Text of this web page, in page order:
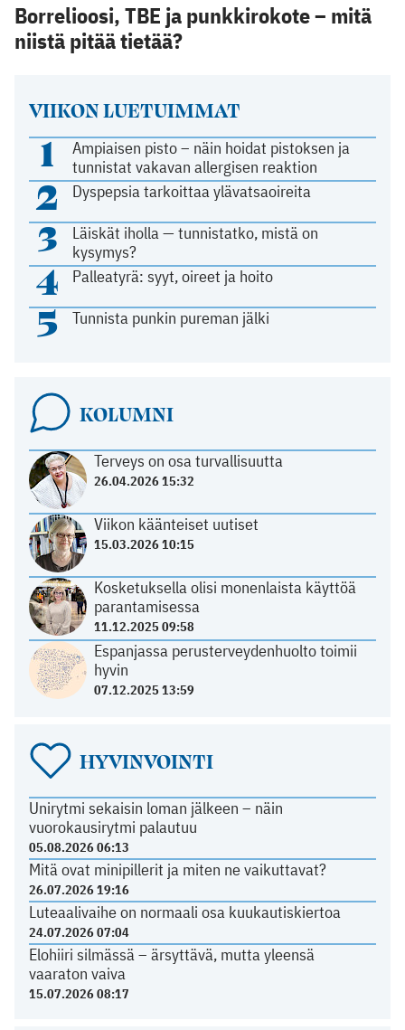
VIIKON LUETUIMMAT
1
Ampiaisen pisto – näin hoidat pistoksen ja
tunnistat vakavan allergisen reaktion
2 Dyspepsia tarkoittaa ylävatsaoireita
3
Läiskät iholla — tunnistatko, mistä on
kysymys?
4 Palleatyrä: syyt, oireet ja hoito
5 Tunnista punkin pureman jälki
KOLUMNI
Terveys on osa turvallisuutta
26.04.2026 15:32
Viikon käänteiset uutiset
15.03.2026 10:15
Kosketuksella olisi monenlaista käyttöä
parantamisessa
11.12.2025 09:58
Espanjassa perusterveydenhuolto toimii
hyvin
07.12.2025 13:59
HYVINVOINTI
Unirytmi sekaisin loman jälkeen – näin
vuorokausirytmi palautuu
05.08.2026 06:13
Mitä ovat minipillerit ja miten ne vaikuttavat?
26.07.2026 19:16
Luteaalivaihe on normaali osa kuukautiskiertoa
24.07.2026 07:04
Elohiiri silmässä – ärsyttävä, mutta yleensä
vaaraton vaiva
15.07.2026 08:17
Borrelioosi, TBE ja punkkirokote – mitä
niistä pitää tietää?